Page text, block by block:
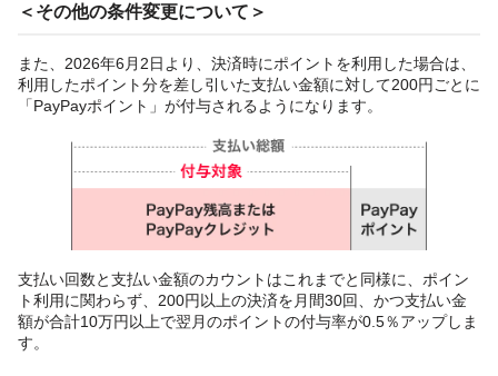
＜その他の条件変更について＞
また、2026年6月2日より、決済時にポイントを利用した場合は、
利用したポイント分を差し引いた支払い金額に対して200円ごとに
「PayPayポイント」が付与されるようになります。
支払い回数と支払い金額のカウントはこれまでと同様に、ポイン
ト利用に関わらず、200円以上の決済を月間30回、かつ支払い金
額が合計10万円以上で翌月のポイントの付与率が0.5％アップしま
す。